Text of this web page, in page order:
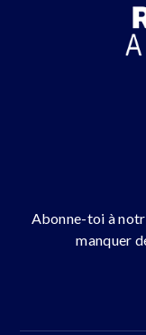
Abonne-toi à
manquer